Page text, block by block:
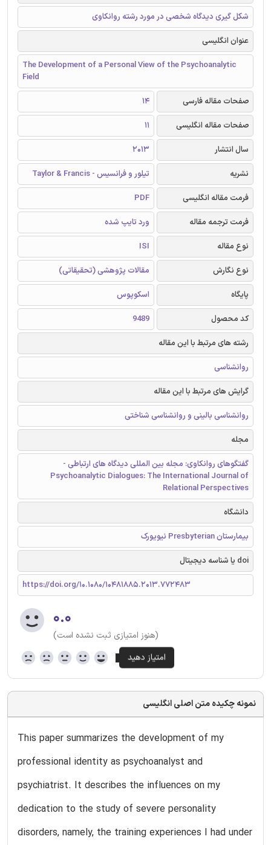
شکل گیری دیدگاه شخصی در مورد رشته روانکاوی
عنوان انگلیسی
The Development of a Personal View of the Psychoanalytic
Field
صفحات مقاله فارسی
14
صفحات مقاله انگلیسی
11
سال انتشار
2013
نشریه
تیلور و فرانسیس - Taylor & Francis
فرمت مقاله انگلیسی
PDF
فرمت ترجمه مقاله
ورد تایپ شده
نوع مقاله
ISI
نوع نگارش
مقالات پژوهشی (تحقیقاتی)
پایگاه
اسکوپوس
کد محصول
9489
رشته های مرتبط با این مقاله
روانشناسی
گرایش های مرتبط با این مقاله
روانشناسی بالینی و روانشناسی شناختی
مجله
گفتگوهای روانکاوی: مجله بین المللی دیدگاه های ارتباطی -
Psychoanalytic Dialogues: The International Journal of
Relational Perspectives
دانشگاه
بیمارستان Presbyterian نیویورک
doi یا شناسه دیجیتال
https://doi.org/10.1080/10481885.2013.772483
۰.۰
(هنوز امتیازی ثبت نشده است)
نمونه چکیده متن اصلی انگلیسی
This paper summarizes the development of my
professional identity as psychoanalyst and
psychiatrist. It describes the influences on my
dedication to the study of severe personality
disorders, namely, the training experiences I had under